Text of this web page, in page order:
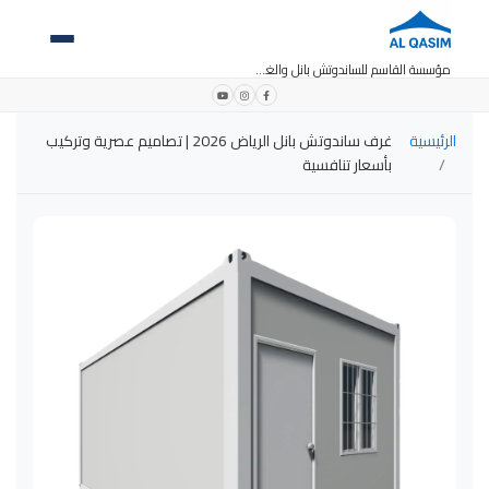
مؤسسة القاسم للساندوتش بانل والغرف الجاهزة
الرئيسية
غرف ساندوتش بانل الرياض 2026 | تصاميم عصرية وتركيب
بأسعار تنافسية